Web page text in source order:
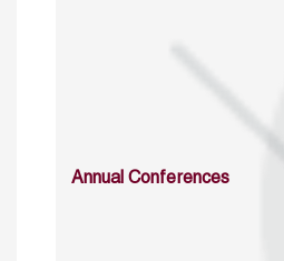
Annual Conferences